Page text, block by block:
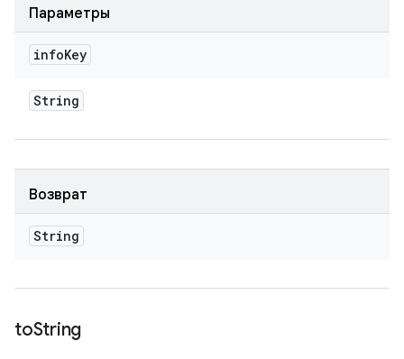
Параметры
infoKey
String
Возврат
String
toString